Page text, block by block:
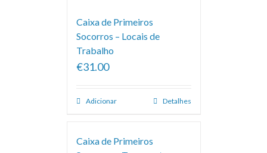
Caixa de Primeiros
Socorros – Locais de
Trabalho
€31.00
Adicionar Detalhes
Caixa de Primeiros